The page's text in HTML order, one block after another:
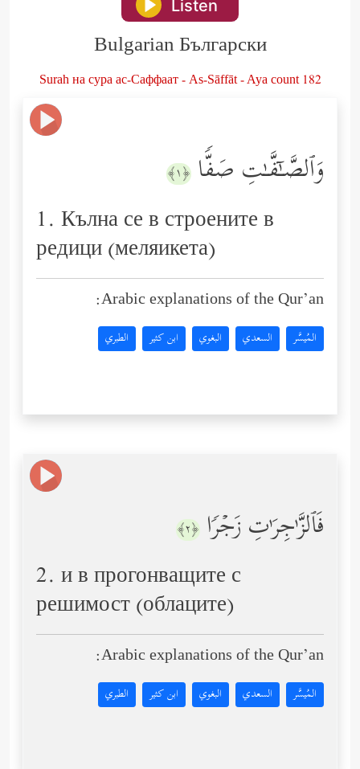
Listen
Bulgarian Български
Surah на сура ас-Саффаат - As-Sāffāt - Aya count 182
وَٱلصَّـٰۤفَّـٰتِ صَفࣰّا ﴿١﴾
1. Кълна се в строените в
редици (меляикета)
Arabic explanations of the Qur’an:
المُيسَّر السعدي البغوي ابن كثير الطبري
فَٱلزَّ ٰ⁠جِرَ ٰ⁠تِ زَجۡرࣰا ﴿٢﴾
2. и в прогонващите с
решимост (облаците)
Arabic explanations of the Qur’an:
المُيسَّر السعدي البغوي ابن كثير الطبري